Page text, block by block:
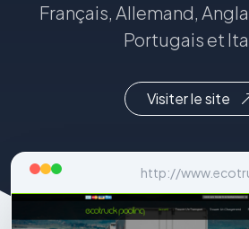
Français, Allemand,
Portugais et
Visiter le site
http://